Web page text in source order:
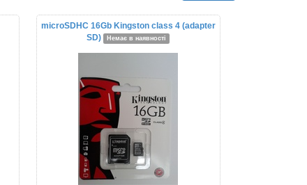
microSDHC 16Gb Kingston class 4 (adapter
SD)
Немає в наявності